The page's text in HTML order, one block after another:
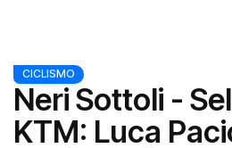
CICLISMO
Neri Sottoli -
KTM: Luca